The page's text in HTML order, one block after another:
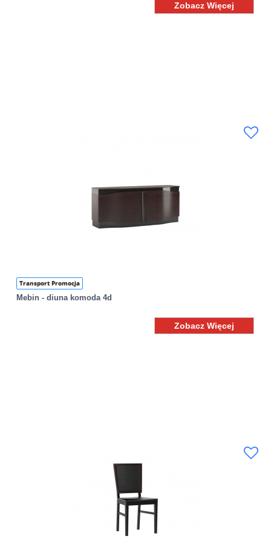
Zobacz Więcej
Transport Promocja
Mebin - diuna komoda 4d
Zobacz Więcej